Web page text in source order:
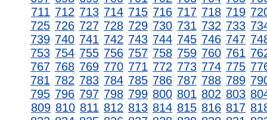
711 712 713 714 715 716 717 718 719
725 726 727 728 729 730 731 732 733
739 740 741 742 743 744 745 746 747
753 754 755 756 757 758 759 760 761
767 768 769 770 771 772 773 774 775
781 782 783 784 785 786 787 788 789
795 796 797 798 799 800 801 802 803
809 810 811 812 813 814 815 816 817